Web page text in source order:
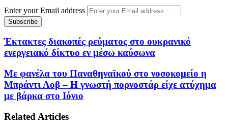
Enter your Email address
Έκτακτες διακοπές ρεύματος στο ουκρανικό
ενεργειακό δίκτυο εν μέσω καύσωνα
Με φανέλα του Παναθηναϊκού στο νοσοκομείο η
Μπράντι Λοβ – Η γνωστή πορνοστάρ είχε ατύχημα
με βάρκα στο Ιόνιο
Related Articles